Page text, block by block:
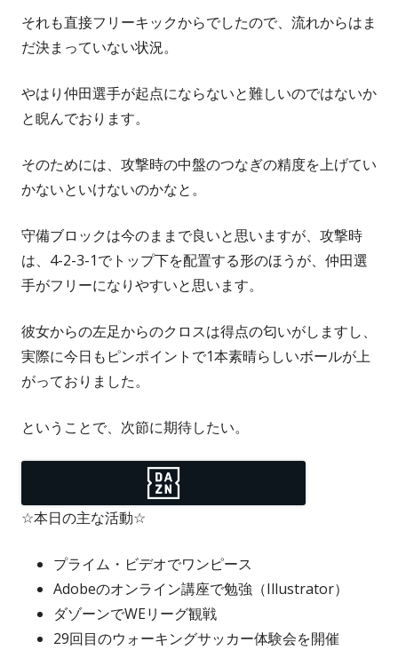
それも直接フリーキックからでしたので、流れからはま
だ決まっていない状況。
やはり仲田選手が起点にならないと難しいのではないか
と睨んでおります。
そのためには、攻撃時の中盤のつなぎの精度を上げてい
かないといけないのかなと。
守備ブロックは今のままで良いと思いますが、攻撃時
は、4-2-3-1でトップ下を配置する形のほうが、仲田選
手がフリーになりやすいと思います。
彼女からの左足からのクロスは得点の匂いがしますし、
実際に今日もピンポイントで1本素晴らしいボールが上
がっておりました。
ということで、次節に期待したい。
☆本日の主な活動☆
プライム・ビデオでワンピース
Adobeのオンライン講座で勉強（Illustrator）
ダゾーンでWEリーグ観戦
29回目のウォーキングサッカー体験会を開催